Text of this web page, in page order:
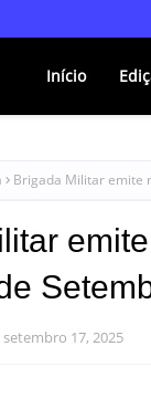
Início
Brigada Militar emite
setembro 17, 2025